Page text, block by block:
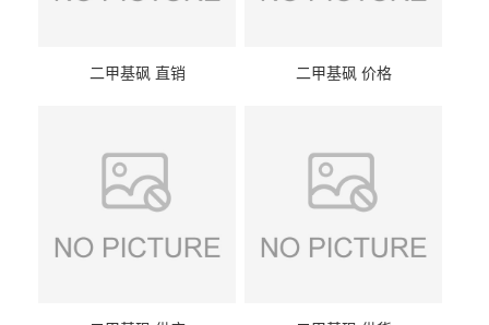
二甲基砜 直销 二甲基砜 价格